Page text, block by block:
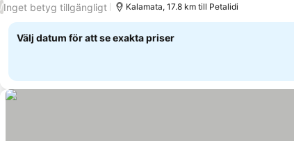
/Inget betyg tillgängligt Kalamata, 17.8 km till Petalidi
Välj datum för att se exakta priser